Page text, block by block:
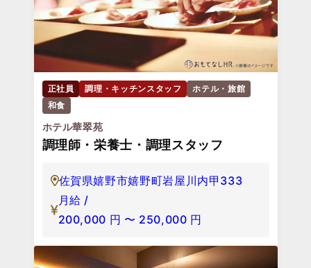
正社員 調理・キッチンスタッフ
ホテル・旅館
和食
ホテル華翠苑
調理師・栄養士・調理スタッフ
佐賀県嬉野市嬉野町岩屋川内甲333
月給 /
200,000 円 〜 250,000 円